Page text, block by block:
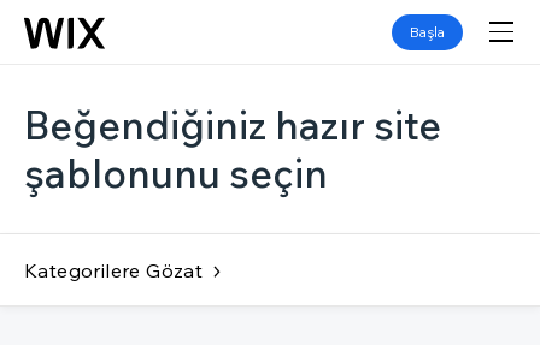
Başla
Beğendiğiniz hazır site
şablonunu seçin
Kategorilere Gözat